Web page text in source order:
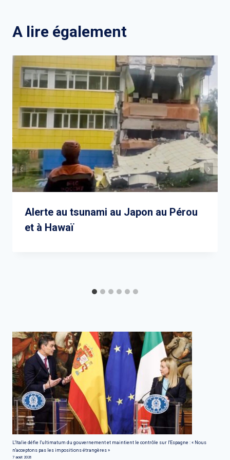
A lire également
Alerte au tsunami au Japon au Pérou
et à Hawaï
L'Italie défie l'ultimatum du gouvernement et maintient le contrôle sur l'Espagne : « Nous
n'acceptons pas les impositions étrangères »
7 août 2026